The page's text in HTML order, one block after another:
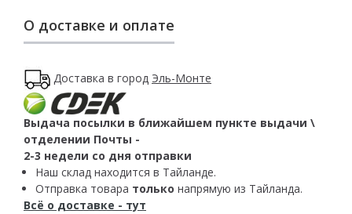
О доставке и оплате
Доставка в город Эль-Монте
Выдача посылки в ближайшем пункте выдачи \
отделении Почты -
2-3 недели со дня отправки
Наш склад находится в Тайланде.
Отправка товара только напрямую из Тайланда.
Всё о доставке - тут